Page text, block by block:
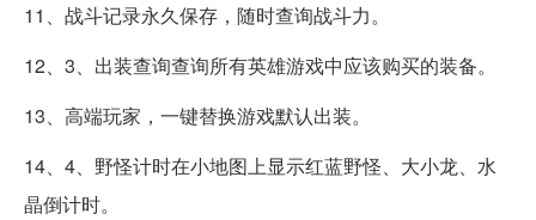
11、战斗记录永久保存，随时查询战斗力。
12、3、出装查询查询所有英雄游戏中应该购买的装备。
13、高端玩家，一键替换游戏默认出装。
14、4、野怪计时在小地图上显示红蓝野怪、大小龙、水
晶倒计时。